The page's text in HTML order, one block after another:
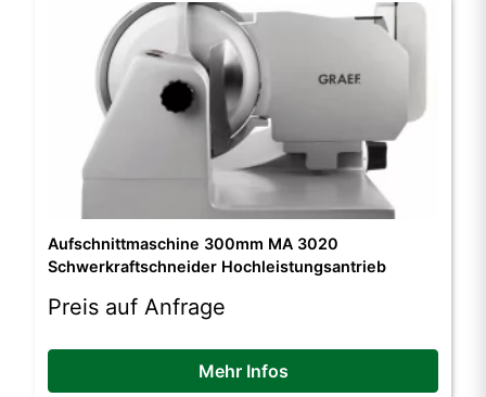
Aufschnittmaschine 300mm MA 3020
Schwerkraftschneider Hochleistungsantrieb
Preis auf Anfrage
Mehr Infos